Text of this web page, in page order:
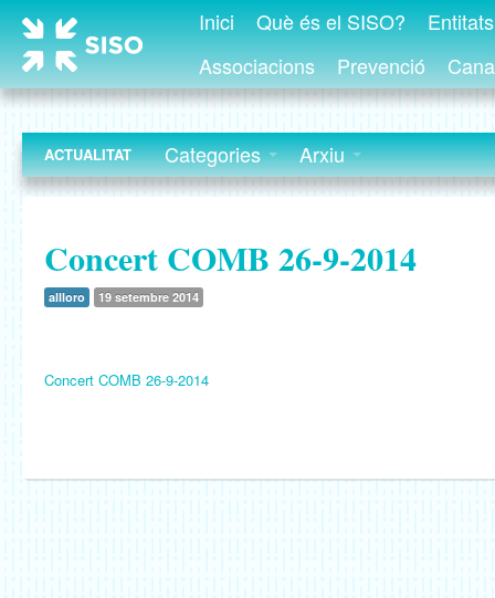
Inici Què és el SISO?
Associacions
Prevenció
ACTUALITAT Categories Arxiu
Concert COMB 26-9-2014
allloro 19 setembre 2014
Concert COMB 26-9-2014